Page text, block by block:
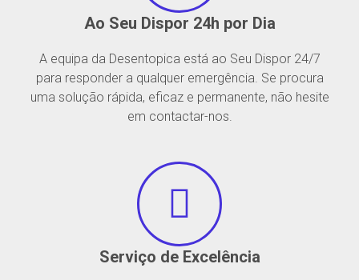
Ao Seu Dispor 24h por Dia
A equipa da Desentopica está ao Seu Dispor 24/7
para responder a qualquer emergência. Se procura
uma solução rápida, eficaz e permanente, não hesite
em contactar-nos.
Serviço de Excelência